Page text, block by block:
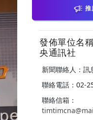
推
發佈單位名
央通訊社
新聞聯絡人：訊
聯絡電話：02-
聯絡信箱：